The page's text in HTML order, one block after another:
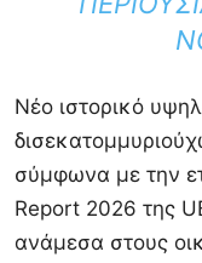
Νέο ιστορικό
σύμφωνα με την
Report 2026 της
ανάμεσα στους